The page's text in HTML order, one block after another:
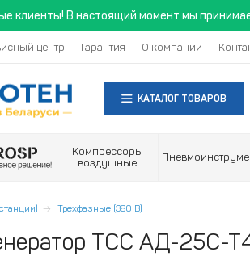
клиенты! В настоящий момент мы
центр Гарантия О компании
КАТАЛОГ ТОВАРОВ
Компрессоры
воздушные
Трехфазные (380 В)
ТСС АД-25С-